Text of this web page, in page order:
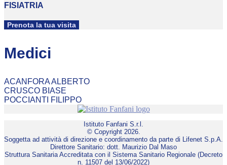
FISIATRIA
Prenota la tua visita
Medici
ACANFORA ALBERTO
CRUSCO BIASE
POCCIANTI FILIPPO
Istituto Fanfani S.r.l.
© Copyright 2026.
Soggetta ad attività di direzione e coordinamento da parte di Lifenet S.p.A.
Direttore Sanitario: dott. Maurizio Dal Maso
Struttura Sanitaria Accreditata con il Sistema Sanitario Regionale (Decreto
n. 11507 del 13/06/2022)